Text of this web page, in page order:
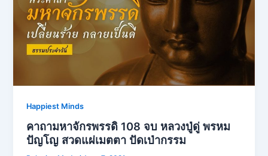
Happiest Minds
คาถามหาจักรพรรดิ​ 108 จบ​ หลวงปู่ดู่​ พรหม​
ปัญโญ​ สวดแผ่เมตตา ปัดเป่ากรรม